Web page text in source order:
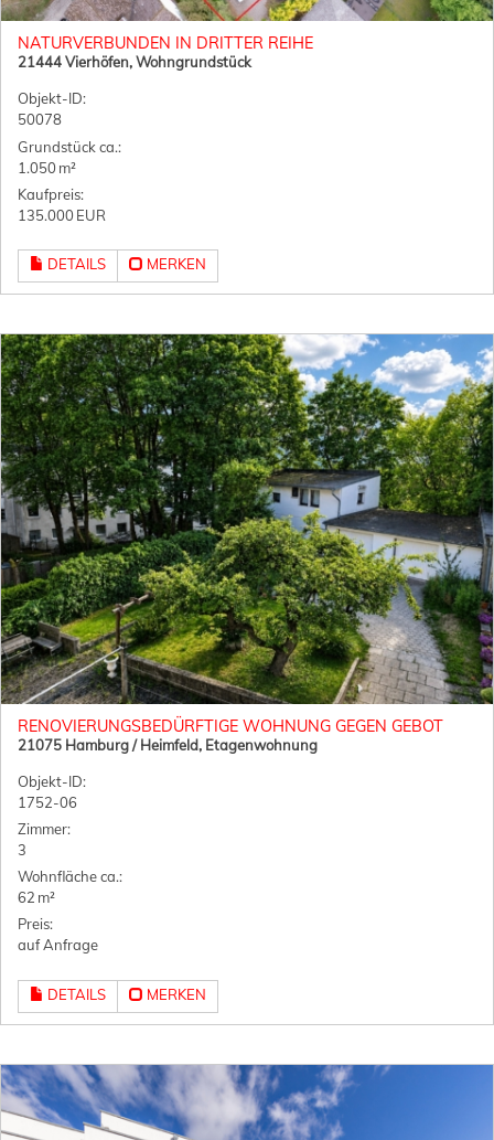
NATURVERBUNDEN IN DRITTER REIHE
21444 Vierhöfen, Wohngrundstück
Objekt-ID:
50078
Grund­stück ca.:
1.050 m²
Kaufpreis:
135.000 EUR
DETAILS MERKEN
RENOVIERUNGSBEDÜRFTIGE WOHNUNG GEGEN GEBOT
21075 Hamburg / Heimfeld, Etagenwohnung
Objekt-ID:
1752-06
Zimmer:
3
Wohnfläche ca.:
62 m²
Preis:
auf Anfrage
DETAILS MERKEN